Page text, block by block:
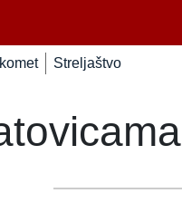
Streljaštvo